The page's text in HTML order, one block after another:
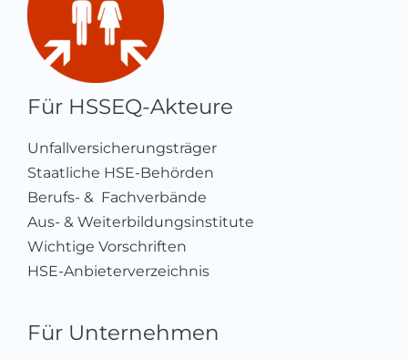
Für HSSEQ-Akteure
Unfallversicherungsträger
Staatliche HSE-Behörden
Berufs- & Fachverbände
Aus- & Weiterbildungsinstitute
Wichtige Vorschriften
HSE-Anbieterverzeichnis
Für Unternehmen